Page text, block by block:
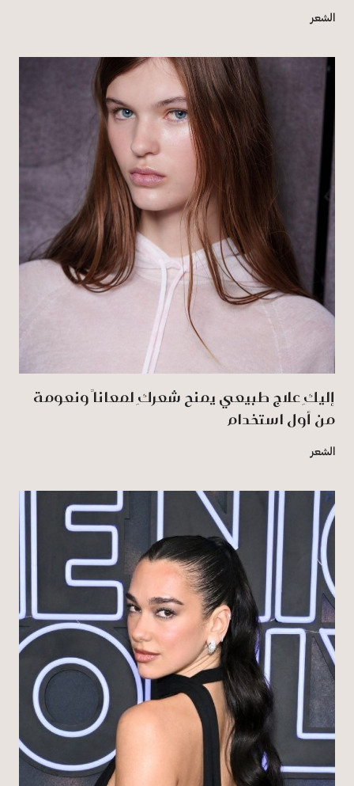
الشعر
إليكِ علاج طبيعي يمنح شعركِ لمعاناً ونعومة
من أول استخدام
الشعر